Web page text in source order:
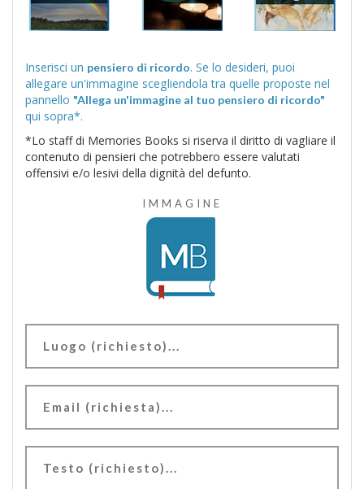
Inserisci un pensiero di ricordo. Se lo desideri, puoi
allegare un'immagine scegliendola tra quelle proposte nel
pannello "Allega un'immagine al tuo pensiero di ricordo"
qui sopra*.
*Lo staff di Memories Books si riserva il diritto di vagliare il
contenuto di pensieri che potrebbero essere valutati
offensivi e/o lesivi della dignità del defunto.
IMMAGINE